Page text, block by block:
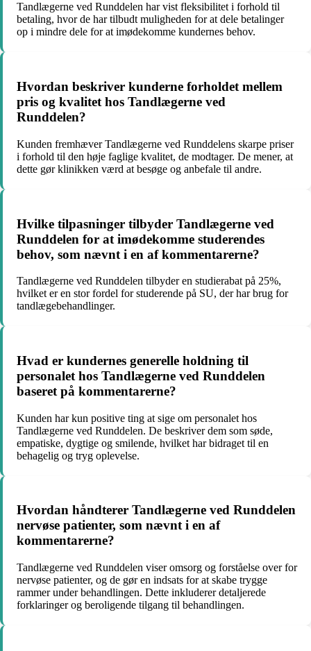
Tandlægerne ved Runddelen har vist fleksibilitet i forhold til
betaling, hvor de har tilbudt muligheden for at dele betalinger
op i mindre dele for at imødekomme kundernes behov.
Hvordan beskriver kunderne forholdet mellem
pris og kvalitet hos Tandlægerne ved
Runddelen?
Kunden fremhæver Tandlægerne ved Runddelens skarpe priser
i forhold til den høje faglige kvalitet, de modtager. De mener, at
dette gør klinikken værd at besøge og anbefale til andre.
Hvilke tilpasninger tilbyder Tandlægerne ved
Runddelen for at imødekomme studerendes
behov, som nævnt i en af kommentarerne?
Tandlægerne ved Runddelen tilbyder en studierabat på 25%,
hvilket er en stor fordel for studerende på SU, der har brug for
tandlægebehandlinger.
Hvad er kundernes generelle holdning til
personalet hos Tandlægerne ved Runddelen
baseret på kommentarerne?
Kunden har kun positive ting at sige om personalet hos
Tandlægerne ved Runddelen. De beskriver dem som søde,
empatiske, dygtige og smilende, hvilket har bidraget til en
behagelig og tryg oplevelse.
Hvordan håndterer Tandlægerne ved Runddelen
nervøse patienter, som nævnt i en af
kommentarerne?
Tandlægerne ved Runddelen viser omsorg og forståelse over for
nervøse patienter, og de gør en indsats for at skabe trygge
rammer under behandlingen. Dette inkluderer detaljerede
forklaringer og beroligende tilgang til behandlingen.